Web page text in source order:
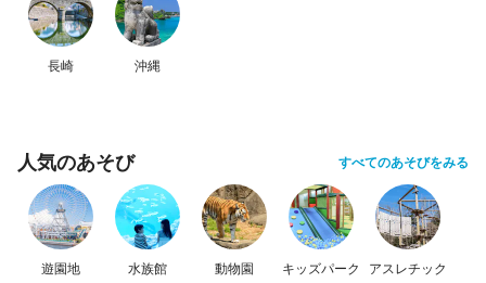
長崎 沖縄
人気のあそび すべてのあそびをみる
遊園地 水族館 動物園 キッズパーク アスレチック